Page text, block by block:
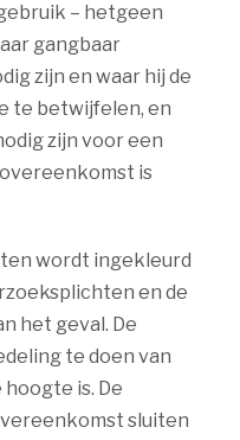
– hetgeen
gangbaar
zijn en waar hij de
te betwijfelen, en
zijn voor een
is
wordt ingekleurd
en de
het geval. De
te doen van
is. De
sluiten